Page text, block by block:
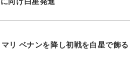
マリ ベナンを降し初戦を白星で飾る